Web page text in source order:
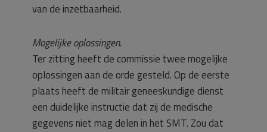
van de inzetbaarheid.
Mogelijke oplossingen.
Ter zitting heeft de commissie twee mogelijke
oplossingen aan de orde gesteld. Op de eerste
plaats heeft de militair geneeskundige dienst
een duidelijke instructie dat zij de medische
gegevens niet mag delen in het SMT. Zou dat